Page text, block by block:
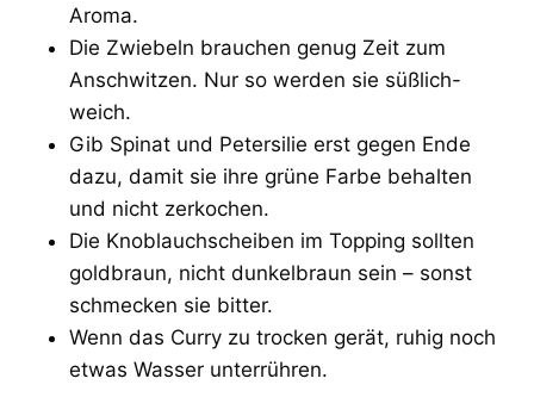
Aroma.
Die Zwiebeln brauchen genug Zeit zum
Anschwitzen. Nur so werden sie süßlich-
weich.
Gib Spinat und Petersilie erst gegen Ende
dazu, damit sie ihre grüne Farbe behalten
und nicht zerkochen.
Die Knoblauchscheiben im Topping sollten
goldbraun, nicht dunkelbraun sein – sonst
schmecken sie bitter.
Wenn das Curry zu trocken gerät, ruhig noch
etwas Wasser unterrühren.